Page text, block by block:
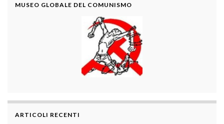
MUSEO GLOBALE DEL COMUNISMO
ARTICOLI RECENTI